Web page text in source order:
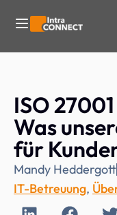
ISO
Was
für
Mandy Heddergott
IT-Betreuung,